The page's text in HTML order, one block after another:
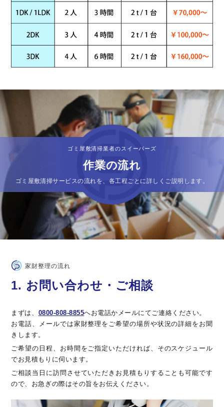
ゴミ屋敷清掃業者のスイーパーズ
作業の流れ
ゴミ屋敷清掃サービスの流れを、各工程ごとに詳しくご説明します。
家財整理の流れ
1. お問い合わせ・ご相談
まずは、 0800-808-8855へお電話かメールにてご連絡ください。
お電話、メールでは家財整理をご希望の場所や状況の詳細をお聞
きします。
ご希望の日程、お時間をご指定いただければ、そのスケジュール
でお見積もりに伺います。
ご相談当日に訪問させていただきお見積もりすることも可能です
ので、お急ぎの際はその旨をお伝えください。